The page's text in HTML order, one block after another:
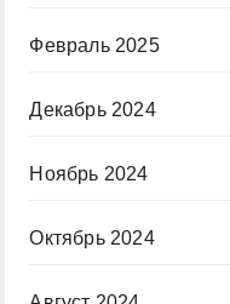
Февраль 2025
Декабрь 2024
Ноябрь 2024
Октябрь 2024